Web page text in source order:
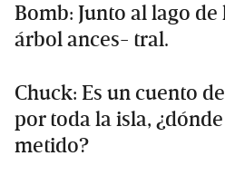
Bomb: Junto al lago
árbol ances- tral.
Chuck: Es un cuento
por toda la isla,
metido?